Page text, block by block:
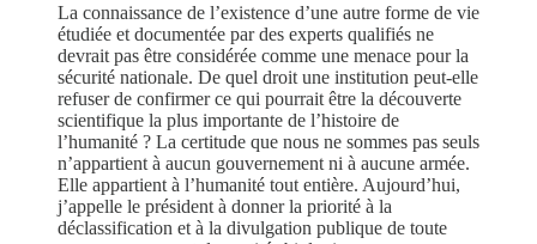
La connaissance de l’existence d’une autre forme de vie
étudiée et documentée par des experts qualifiés ne
devrait pas être considérée comme une menace pour la
sécurité nationale. De quel droit une institution peut-elle
refuser de confirmer ce qui pourrait être la découverte
scientifique la plus importante de l’histoire de
l’humanité ? La certitude que nous ne sommes pas seuls
n’appartient à aucun gouvernement ni à aucune armée.
Elle appartient à l’humanité tout entière. Aujourd’hui,
j’appelle le président à donner la priorité à la
déclassification et à la divulgation publique de toute